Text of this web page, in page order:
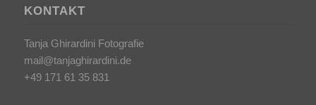
KONTAKT
Tanja Ghirardini Fotografie
mail@tanjaghirardini.de
+49 171 61 35 831